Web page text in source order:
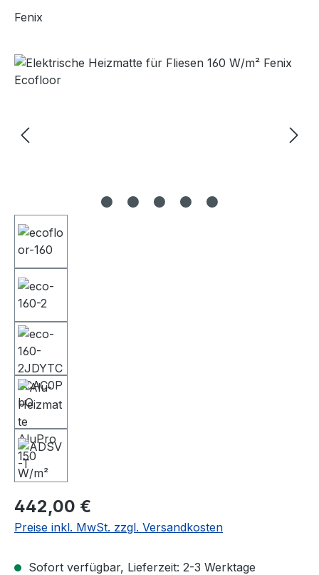
Fenix
Bildergalerie überspringen
Regulärer Preis:
442,00 €
Preise inkl. MwSt. zzgl. Versandkosten
Sofort verfügbar, Lieferzeit: 2-3 Werktage